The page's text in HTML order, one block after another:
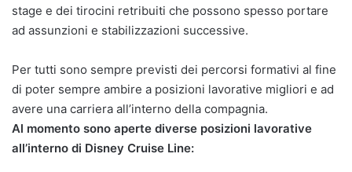
stage e dei tirocini retribuiti che possono spesso portare
ad assunzioni e stabilizzazioni successive.
Per tutti sono sempre previsti dei percorsi formativi al fine
di poter sempre ambire a posizioni lavorative migliori e ad
avere una carriera all’interno della compagnia.
Al momento sono aperte diverse posizioni lavorative
all’interno di Disney Cruise Line: